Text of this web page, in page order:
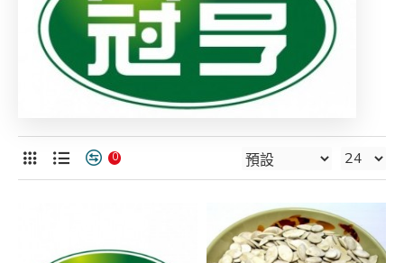
0